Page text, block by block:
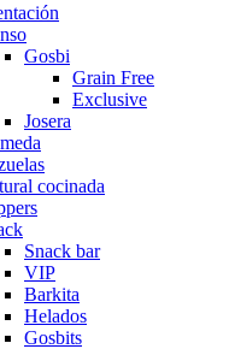
Gosbi
Grain Free
Exclusive
Josera
cocinada
Snack bar
VIP
Barkita
Helados
Gosbits